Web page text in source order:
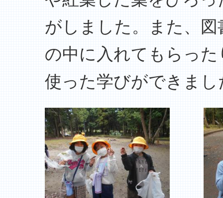
がしました。また、
の中に入れてもらっ
使った学びができまし